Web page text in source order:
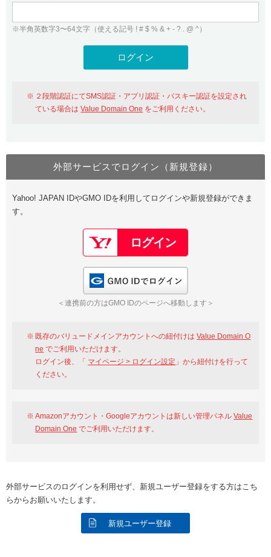
WHOIS検索
Value Domainにログイン
おすすめ One レンタルサーバーを含む最新の機能を使う方
Value Domain Oneにログイン
Google
GMO ID Amazon
※AmazonはValue Domain Oneのログイン画面へ遷移します
Value Domain Oneアカウント作成
以下でも登録可能
Google Yahoo!
GMO ID
※半角英数字3〜64文字（使える記号 ! # $ % & + - ? . @ ^）
２段階認証にてSMS認証・アプリ認証・パスキー認証を設定され
ている場合はValue Domain One をご利用ください。
外部サービスでログイン（新規登録）
Yahoo! JAPAN IDやGMO IDを利用してログインや新規登録ができま
す。
＜連携前の方はGMO IDのページへ移動します＞
既存のバリュードメインアカウントへの紐付けはValue Domain O
ne でご利用いただけます。
ログイン後、「 マイページ > ログイン設定 」から紐付けを行って
ください。
Amazonアカウント・Googleアカウントは新しい管理パネルValue
Domain One でご利用いただけます。
外部サービスのログインを利用せず、新規ユーザー登録をする方はこち
らからお願いいたします。
新規ユーザー登録